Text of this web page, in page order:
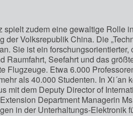
spielt zudem eine gewaltige Rolle
der Volksrepublik China. Die
Sie ist ein
Raumfahrt, Seefahrt und das
Flugzeuge. Etwa 6.000
als 40.000 Studenten. In
mit dem Deputy Director of
Department Managerin
in der Unterhaltungs-Elektronik